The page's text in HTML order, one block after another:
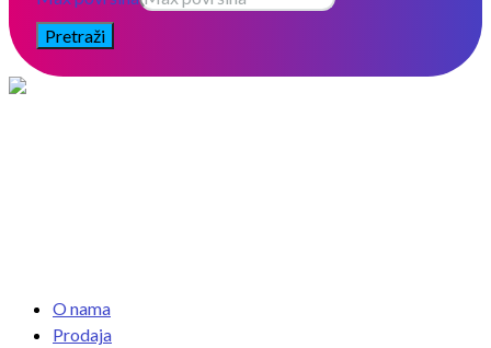
Pretraži
O nama
Prodaja